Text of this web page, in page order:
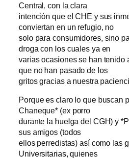
Central, con la clara
intención que el CHE y sus
conviertan en un refugio, no
solo para consumidores, sino
droga con los cuales ya en
varias ocasiones se han tenido
que no han pasado de los
gritos gracias a nuestra
Porque es claro lo que buscan
Chaneque* (ex porro
durante la huelga del CGH) y
sus amigos (todos
ellos perredistas) así como las
Universitarias, quienes